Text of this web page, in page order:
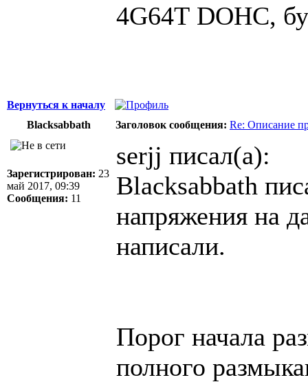
4G64Т DOHC,
Вернуться к началу
Blacksabbath
Заголовок сообщения: Re: Описание
Зарегистрирован: 23
май 2017, 09:39
Сообщения: 11
serjj писал(а):
Blacksabbath
напряжения на
написали.
Порог начала
полного